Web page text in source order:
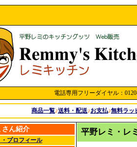
電話専用フリーダイヤル：
商品一覧♪送料・配送♪お支払♪無料ラッ
さん紹介
プロフィール
平野レミ・レ